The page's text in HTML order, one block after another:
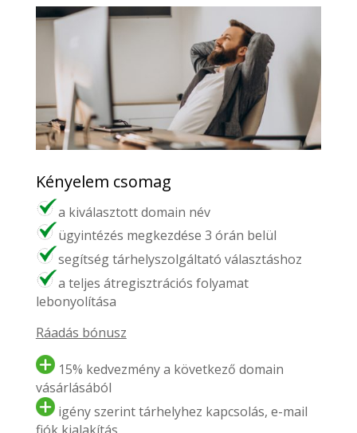
Kényelem csomag
a kiválasztott domain név
ügyintézés megkezdése 3 órán belül
segítség tárhelyszolgáltató választáshoz
a teljes átregisztrációs folyamat
lebonyolítása
Ráadás bónusz
15% kedvezmény a következő domain
vásárlásából
igény szerint tárhelyhez kapcsolás, e-mail